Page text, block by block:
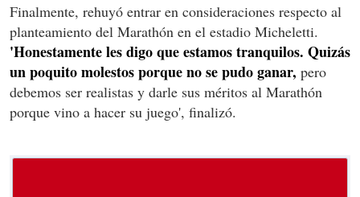
Finalmente, rehuyó entrar en consideraciones respecto al
planteamiento del Marathón en el estadio Micheletti.
'Honestamente les digo que estamos tranquilos. Quizás
un poquito molestos porque no se pudo ganar, pero
debemos ser realistas y darle sus méritos al Marathón
porque vino a hacer su juego', finalizó.